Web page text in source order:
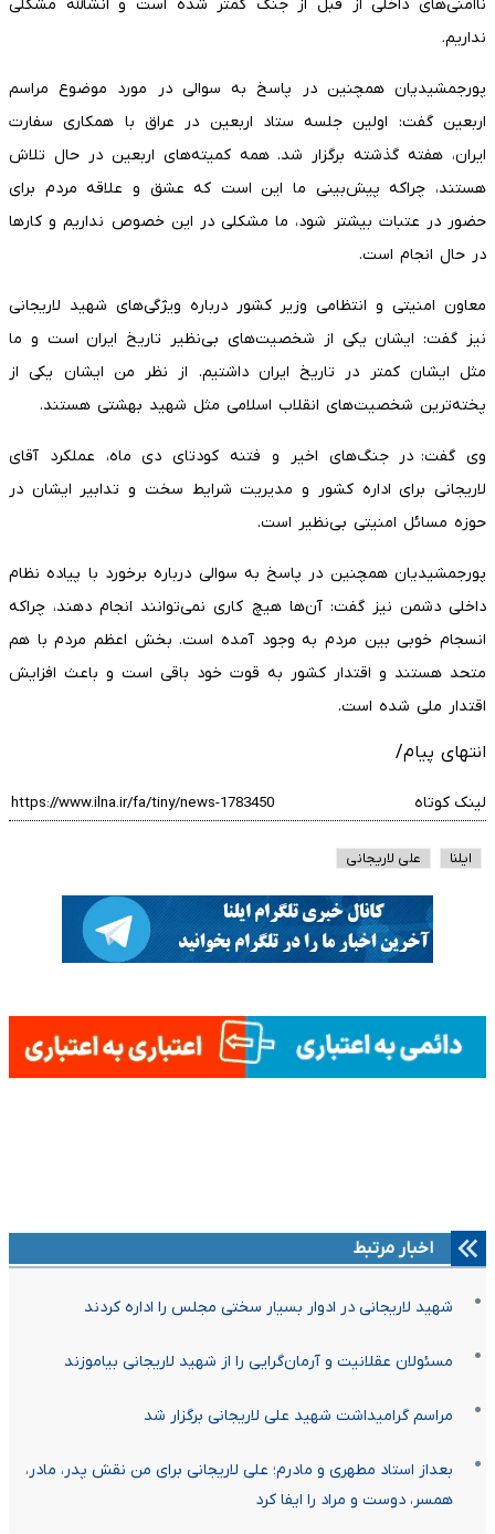
ناامنی‌های داخلی از قبل از جنگ کمتر شده است و انشالله مشکلی
نداریم.
پورجمشیدیان همچنین در پاسخ به سوالی در مورد موضوع مراسم
اربعین گفت: اولین جلسه ستاد اربعین در عراق با همکاری سفارت
ایران، هفته گذشته برگزار شد. همه کمیته‌های اربعین در حال تلاش
هستند، چراکه پیش‌بینی ما این است که عشق و علاقه مردم برای
حضور در عتبات بیشتر شود، ما مشکلی در این خصوص نداریم و کارها
در حال انجام است.
معاون امنیتی و انتظامی وزیر کشور درباره ویژگی‌های شهید لاریجانی
نیز گفت: ایشان یکی از شخصیت‌های بی‌نظیر تاریخ ایران است و ما
مثل ایشان کمتر در تاریخ ایران داشتیم. از نظر من ایشان یکی از
پخته‌ترین شخصیت‌های انقلاب اسلامی مثل شهید بهشتی هستند.
وی گفت: در جنگ‌های اخیر و فتنه کودتای دی ماه، عملکرد آقای
لاریجانی برای اداره کشور و مدیریت شرایط سخت و تدابیر ایشان در
حوزه مسائل امنیتی بی‌نظیر است.
پورجمشیدیان همچنین در پاسخ به سوالی درباره برخورد با پیاده‌ نظام
داخلی دشمن نیز گفت: آن‌ها هیچ کاری نمی‌توانند انجام دهند، چراکه
انسجام خوبی بین مردم به وجود آمده است. بخش اعظم مردم با هم
متحد هستند و اقتدار کشور به قوت خود باقی است و باعث افزایش
اقتدار ملی شده است.
انتهای پیام/
لینک کوتاه
ایلنا علی لاریجانی
اخبار مرتبط
شهید لاریجانی در ادوار بسیار سختی مجلس را اداره کردند
مسئولان عقلانیت و آرمان‌گرایی را از شهید لاریجانی بیاموزند
مراسم گرامیداشت شهید علی لاریجانی برگزار شد
بعداز استاد مطهری و مادرم؛ علی لاریجانی برای من نقش پدر، مادر،
همسر، دوست و مراد را ایفا کرد